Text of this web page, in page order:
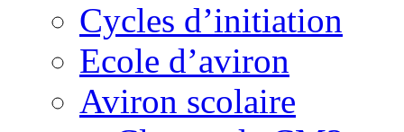
Cycles d’initiation
Ecole d’aviron
Aviron scolaire